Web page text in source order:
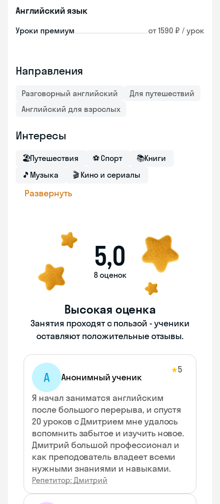
Английский язык
Уроки премиум от 1590 ₽ / урок
Направления
Разговорный английский
Для путешествий
Английский для взрослых
Интересы
🏖Путешествия ⚽ Спорт 📚Книги
🎵 Музыка 🎬 Кино и сериалы
Развернуть
5,0
8 оценок
Высокая оценка
Занятия проходят с пользой - ученики
оставляют положительные отзывы.
А Анонимный ученик
★5
Я начал заниматся английским
после большого перерыва, и спустя
20 уроков с Дмитрием мне удалось
вспомнить забытое и изучить новое.
Дмитрий большой профессионал и
как преподователь владеет всеми
нужными знаниями и навыками.
Репетитор: Дмитрий